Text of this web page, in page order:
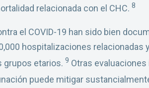
relacionada con el CHC. 8
el COVID-19 han sido bien
hospitalizaciones relacionadas
grupos etarios. 9 Otras
puede mitigar